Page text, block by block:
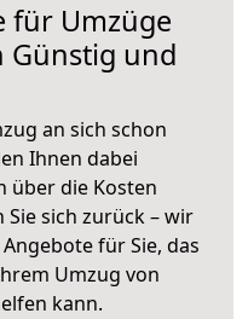
für Umzüge
Günstig und
an sich schon
Ihnen dabei
über die Kosten
Sie sich zurück – wir
für Sie, das
Umzug von
kann.